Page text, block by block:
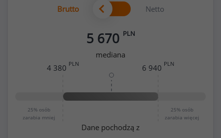
Brutto Netto
5 670 PLN
mediana
25% osób
zarabia mniej
25% osób
zarabia więcej
4 380 PLN 6 940 PLN
Dane pochodzą z